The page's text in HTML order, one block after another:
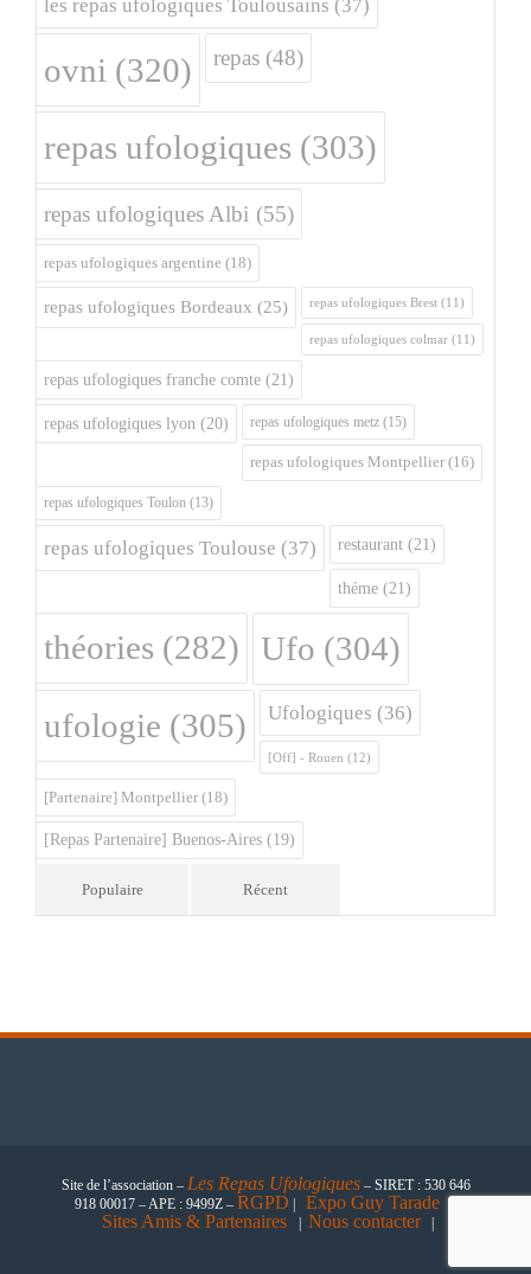
les repas ufologiques Toulousains (37)
ovni (320) repas (48)
repas ufologiques (303)
repas ufologiques Albi (55)
repas ufologiques argentine (18)
repas ufologiques Bordeaux (25) repas ufologiques Brest (11)
repas ufologiques colmar (11)
repas ufologiques franche comte (21)
repas ufologiques lyon (20) repas ufologiques metz (15)
repas ufologiques Montpellier (16)
repas ufologiques Toulon (13)
repas ufologiques Toulouse (37) restaurant (21)
théme (21)
théories (282) Ufo (304)
ufologie (305) Ufologiques (36)
[Off] - Rouen (12)
[Partenaire] Montpellier (18)
[Repas Partenaire] Buenos-Aires (19)
Populaire Récent
Site de l’association – Les Repas Ufologiques– SIRET : 530 646
918 00017 – APE : 9499Z – RGPD Expo Guy Tarade
Sites Amis & Partenaires Nous contacter|